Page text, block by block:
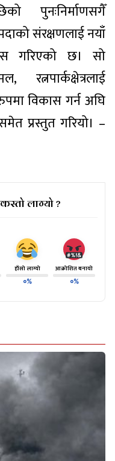
पुनःनिर्माणसगैँ
संरक्षणलाई नयाँ
गरिएको छ। सो
विकास गर्न अघि
प्रस्तुत गरियो। –
लाग्यो ?
हाँसो लाग्यो
०%
आक्रोशित बनायो
०%